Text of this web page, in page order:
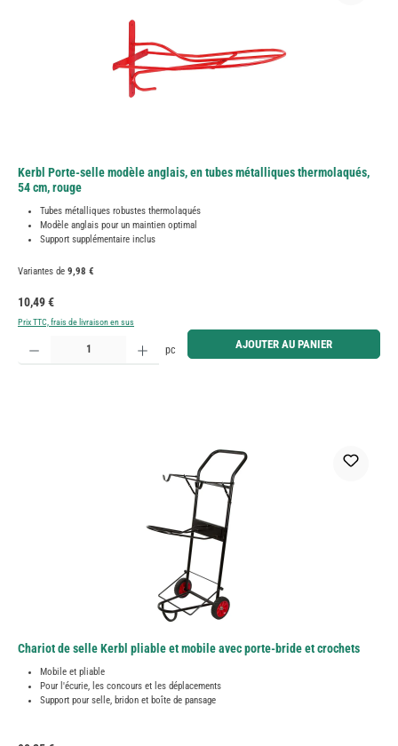
Kerbl Porte-selle modèle anglais, en tubes métalliques thermolaqués,
54 cm, rouge
Tubes métalliques robustes thermolaqués
Modèle anglais pour un maintien optimal
Support supplémentaire inclus
Variantes de 9,98 €
Prix régulier :
10,49 €
Prix TTC, frais de livraison en sus
Quantité de produit : Entrez la quantité souhaitée ou utilisez les boutons pour augmenter ou
pc AJOUTER AU PANIER
Chariot de selle Kerbl pliable et mobile avec porte-bride et crochets
Mobile et pliable
Pour l'écurie, les concours et les déplacements
Support pour selle, bridon et boîte de pansage